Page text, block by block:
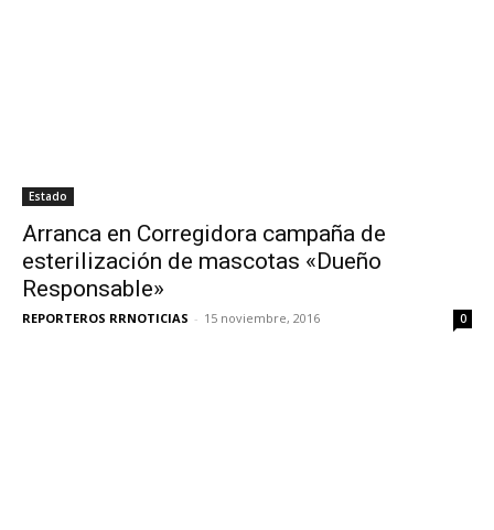
Estado
Arranca en Corregidora campaña de
esterilización de mascotas «Dueño
Responsable»
REPORTEROS RRNOTICIAS - 15 noviembre, 2016 0